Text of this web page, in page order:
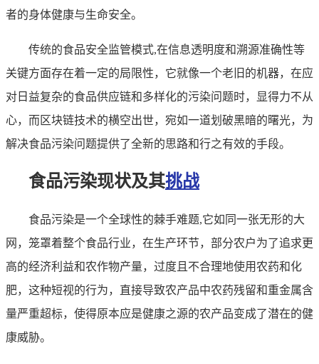
者的身体健康与生命安全。
传统的食品安全监管模式,在信息透明度和溯源准确性等
关键方面存在着一定的局限性，它就像一个老旧的机器，在应
对日益复杂的食品供应链和多样化的污染问题时，显得力不从
心，而区块链技术的横空出世，宛如一道划破黑暗的曙光，为
解决食品污染问题提供了全新的思路和行之有效的手段。
食品污染现状及其挑战
食品污染是一个全球性的棘手难题,它如同一张无形的大
网，笼罩着整个食品行业，在生产环节，部分农户为了追求更
高的经济利益和农作物产量，过度且不合理地使用农药和化
肥，这种短视的行为，直接导致农产品中农药残留和重金属含
量严重超标，使得原本应是健康之源的农产品变成了潜在的健
康威胁。